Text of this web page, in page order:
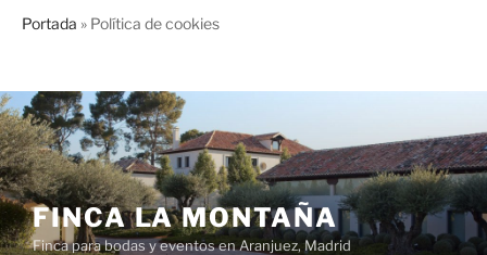
Portada » Política de cookies
Saltar
al
contenido
FINCA LA MONTAÑA
Finca para bodas y eventos en Aranjuez, Madrid